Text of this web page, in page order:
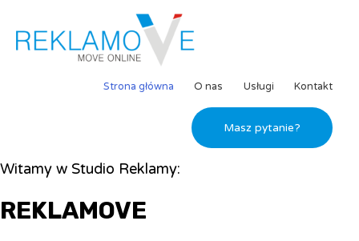
Strona główna O nas Usługi Kontakt
Masz pytanie?
Witamy w Studio Reklamy:
REKLAMOVE